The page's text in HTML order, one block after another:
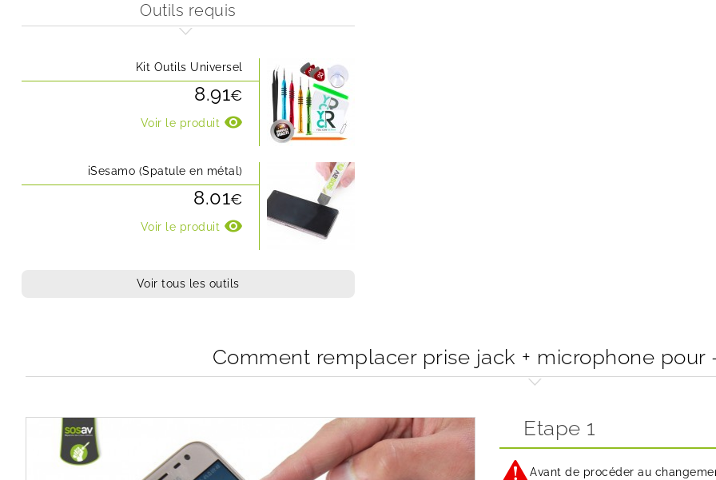
Outils requis
Kit Outils Universel
8.91€
Voir le produit visibility
iSesamo (Spatule en métal)
8.01€
Voir le produit visibility
Voir tous les outils
Comment remplacer prise jack + microphone pour
Etape 1
Avant de procéder au